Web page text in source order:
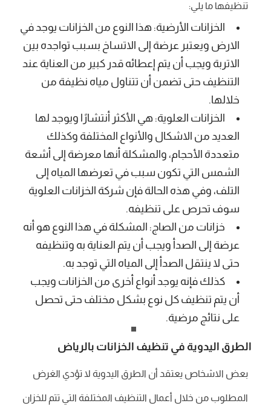
تنظيفها ما يلي:
الخزانات الأرضية: هذا النوع من الخزانات يوجد في
الارض ويعتبر عرضة إلى الاتساخ بسبب تواجده بين
الاتربة ويجب أن يتم إعطائه قدر كبير من العناية عند
التنظيف حتى تضمن أن تتناول مياه نظيفة من
خلالها.
الخزانات العلوية: هي الأكثر أنتشارًا ويوجد لها
العديد من الاشكال والأنواع المختلفة وكذلك
متعددة الأحجام، والمشكلة أنها معرضة إلى أشعة
الشمس التي تكون سبب في تعرضها المياه إلى
التلف، وفي هذه الحالة فإن شركة الخزانات العلوية
سوف تحرص على تنظيفه.
خزانات من الصاج: المشكلة في هذا النوع هو أنه
عرضة إلى الصدأ ويجب أن يتم العناية به وتنظيفه
حتى لا ينتقل الصدأ إلى المياه التي توجد به.
كذلك فإنه يوجد أنواع أخرى من الخزانات ويجب
أن يتم تنظيف كل نوع بشكل مختلف حتى تحصل
على نتائج مرضية.
الطرق اليدوية في تنظيف الخزانات بالرياض
بعض الاشخاص يعتقد أن الطرق اليدوية لا تؤدي الغرض
المطلوب من خلال أعمال التنظيف المختلفة التي تتم للخزان